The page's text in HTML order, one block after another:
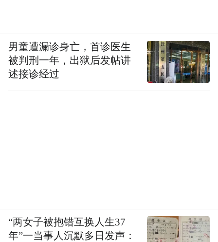
男童遭漏诊身亡，首诊医生
被判刑一年，出狱后发帖讲
述接诊经过
“两女子被抱错互换人生37
年”一当事人沉默多日发声：